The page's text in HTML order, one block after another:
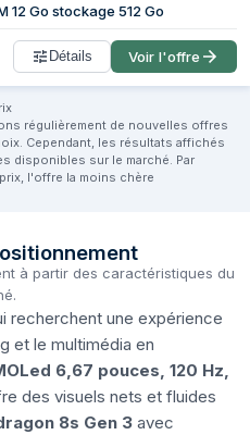
12 Go stockage 512 Go
Détails Voir l'offre
régulièrement de nouvelles offres
Cependant, les résultats affichés
disponibles sur le marché. Par
l'offre la moins chère
à partir des caractéristiques du
recherchent une expérience
et le multimédia en
6,67 pouces, 120 Hz,
des visuels nets et fluides
8s Gen 3 avec